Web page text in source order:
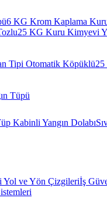
6 KG Krom Kaplama
25 KG Kuru Kimyevi
Tipi Otomatik Köpüklü25
Tüpü
Kabinli Yangın Dolabı
Yol ve Yön Çizgileriİş